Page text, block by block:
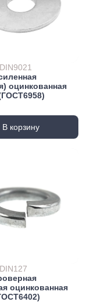
оцинкованная
В корзину
оцинкованная